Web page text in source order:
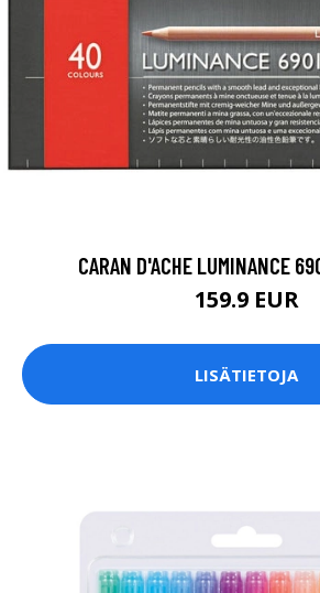
CARAN D'ACHE LUMINANCE
159.9 EUR
LISÄTIETOJA